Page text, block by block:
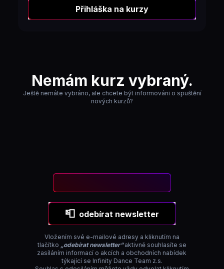
Přihláška na kurzy
Nemám kurz vybraný.
Ještě nemáte vybráno, ale chcete být informováni o spuštění
nových kurzů?
📮 odebírat newsletter
Vložením své e-mailové adresy a kliknutím na
tlačítko „odebírat newsletter“ aktivně souhlasíte se
zasíláním informací o akcích a obchodních nabídek
týkající se Infinity Dance Team z.s.